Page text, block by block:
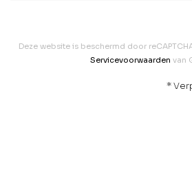
Deze website is beschermd door
Servicevoorwaarden van
*